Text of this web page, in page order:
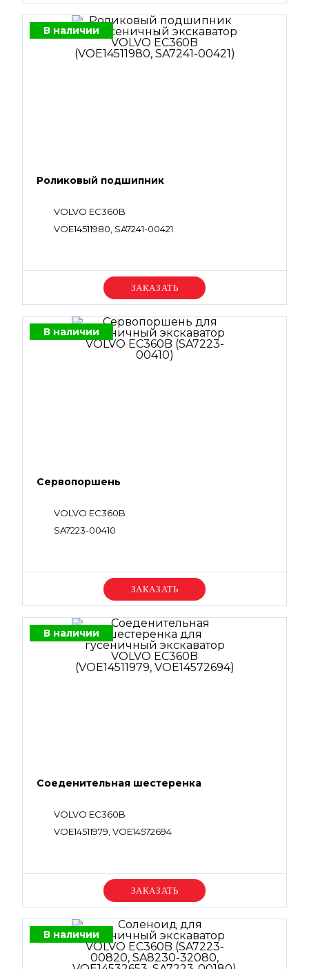
В наличии
Роликовый подшипник
VOLVO EC360B
VOE14511980, SA7241-00421
Уточняйте цену
В наличии
Сервопоршень
VOLVO EC360B
SA7223-00410
Уточняйте цену
В наличии
Соеденительная шестеренка
VOLVO EC360B
VOE14511979, VOE14572694
Уточняйте цену
В наличии